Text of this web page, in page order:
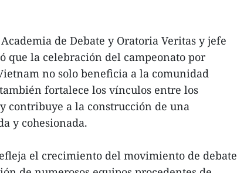
de Debate y Oratoria Veritas y jefe
que la celebración del campeonato por
no solo beneficia a la comunidad
fortalece los vínculos entre los
contribuye a la construcción de una
y cohesionada.
el crecimiento del movimiento de debate